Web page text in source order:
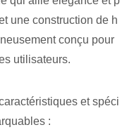
une construction de h
conçu pour
utilisateurs.
et spéci
: